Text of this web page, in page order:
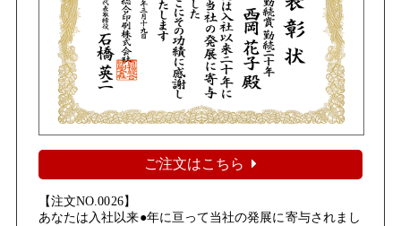
ご注文はこちら
【注文NO.0026】
あなたは入社以来●年に亘って当社の発展に寄与されまし